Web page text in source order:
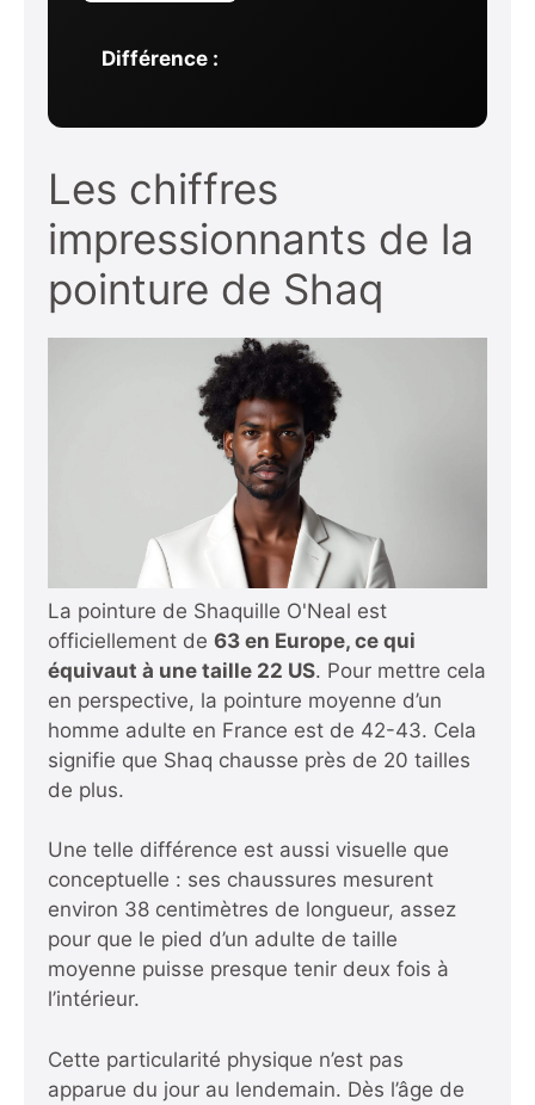
Différence :
Les chiffres
impressionnants de la
pointure de Shaq
La pointure de Shaquille O'Neal est
officiellement de 63 en Europe, ce qui
équivaut à une taille 22 US. Pour mettre cela
en perspective, la pointure moyenne d’un
homme adulte en France est de 42-43. Cela
signifie que Shaq chausse près de 20 tailles
de plus.
Une telle différence est aussi visuelle que
conceptuelle : ses chaussures mesurent
environ 38 centimètres de longueur, assez
pour que le pied d’un adulte de taille
moyenne puisse presque tenir deux fois à
l’intérieur.
Cette particularité physique n’est pas
apparue du jour au lendemain. Dès l’âge de